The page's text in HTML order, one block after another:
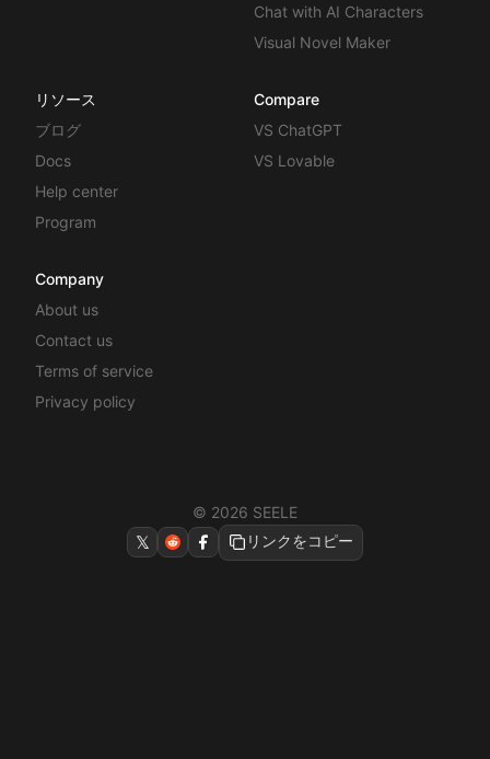
Chat with AI Characters
Visual Novel Maker
リソース
ブログ
Docs
Help center
Program
Compare
VS ChatGPT
VS Lovable
Company
About us
Contact us
Terms of service
Privacy policy
© 2026 SEELE
𝕏
リンクをコピー